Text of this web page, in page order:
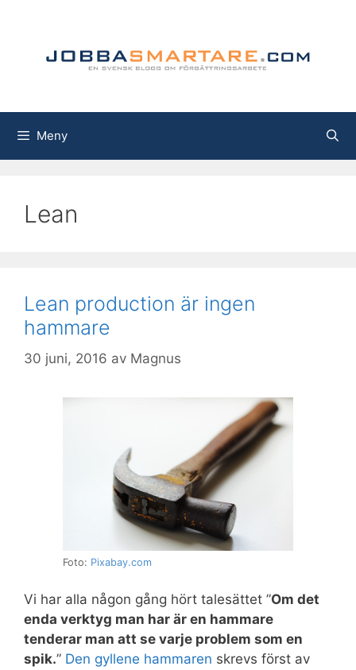
Meny
Lean
Lean production är ingen
hammare
30 juni, 2016 av Magnus
Foto: Pixabay.com
Vi har alla någon gång hört talesättet ”Om det
enda verktyg man har är en hammare
tenderar man att se varje problem som en
spik.” Den gyllene hammaren skrevs först av